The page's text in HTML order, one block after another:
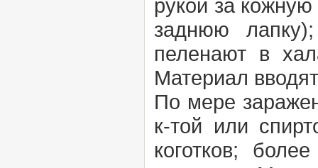
рукой за
заднюю
пеленают в
Материал
По мере
к-той или
коготков;